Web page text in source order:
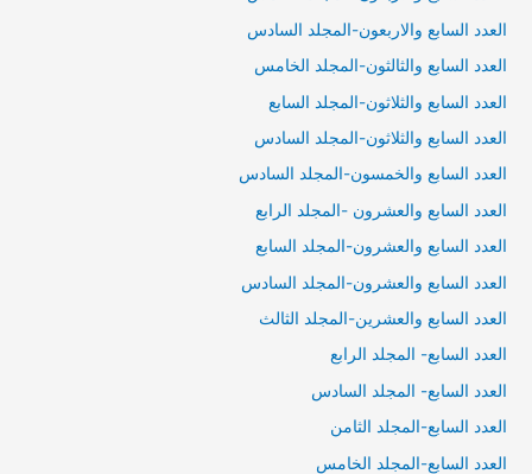
العدد السابع والاربعون-المجلد السادس
العدد السابع والثالثون-المجلد الخامس
العدد السابع والثلاثون-المجلد السابع
العدد السابع والثلاثون-المجلد السادس
العدد السابع والخمسون-المجلد السادس
العدد السابع والعشرون -المجلد الرابع
العدد السابع والعشرون-المجلد السابع
العدد السابع والعشرون-المجلد السادس
العدد السابع والعشرين-المجلد الثالث
العدد السابع- المجلد الرابع
العدد السابع- المجلد السادس
العدد السابع-المجلد الثامن
العدد السابع-المجلد الخامس